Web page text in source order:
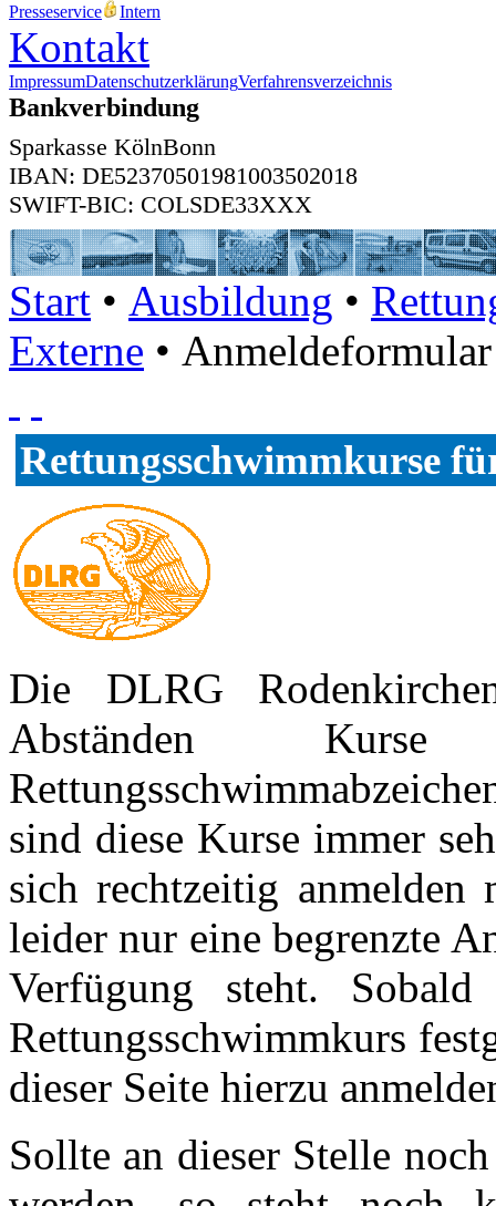
Presseservice
Intern
Kontakt
ImpressumDatenschutzerklärungVerfahrensverzeichnis
Bankverbindung
Sparkasse KölnBonn
IBAN: DE52370501981003502018
SWIFT-BIC: COLSDE33XXX
Start • Ausbildung •
Externe • Anmeldeformular
Rettungsschwimmkurse
Die DLRG
Abständen
sind diese Kurse immer
sich rechtzeitig anmelden
leider nur eine begrenzte
Verfügung steht.
Rettungsschwimmkurs
dieser Seite hierzu
Sollte an dieser Stelle